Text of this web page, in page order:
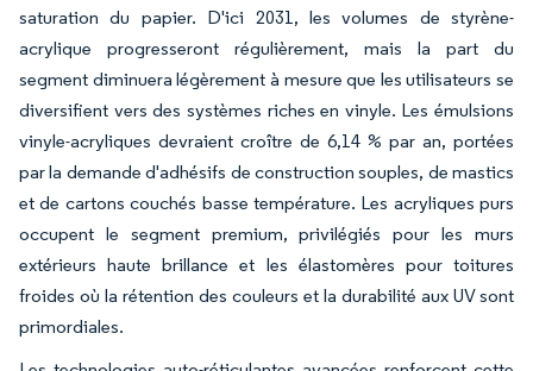
saturation du papier. D'ici 2031, les volumes de styrène-
acrylique progresseront régulièrement, mais la part du
segment diminuera légèrement à mesure que les utilisateurs se
diversifient vers des systèmes riches en vinyle. Les émulsions
vinyle-acryliques devraient croître de 6,14 % par an, portées
par la demande d'adhésifs de construction souples, de mastics
et de cartons couchés basse température. Les acryliques purs
occupent le segment premium, privilégiés pour les murs
extérieurs haute brillance et les élastomères pour toitures
froides où la rétention des couleurs et la durabilité aux UV sont
primordiales.